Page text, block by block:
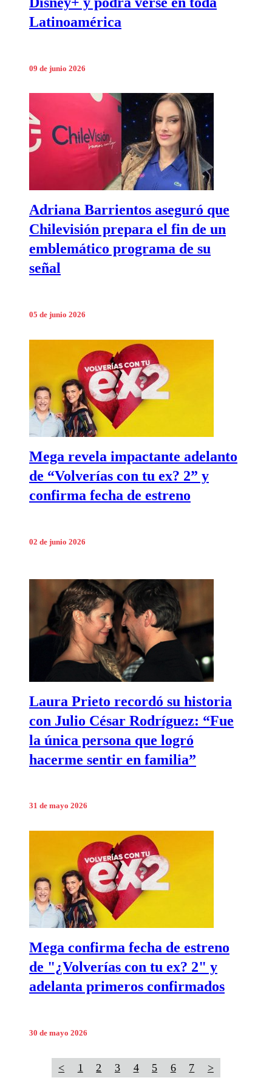
Latinoamérica
09 de junio 2026
Adriana Barrientos aseguró que
Chilevisión prepara el fin de un
emblemático programa de su
señal
05 de junio 2026
Mega revela impactante adelanto
de “Volverías con tu ex? 2” y
confirma fecha de estreno
02 de junio 2026
Laura Prieto recordó su historia
con Julio César Rodríguez: “Fue
la única persona que logró
hacerme sentir en familia”
31 de mayo 2026
Mega confirma fecha de estreno
de "¿Volverías con tu ex? 2" y
adelanta primeros confirmados
30 de mayo 2026
< 1 2 3 4 5 6 7 >